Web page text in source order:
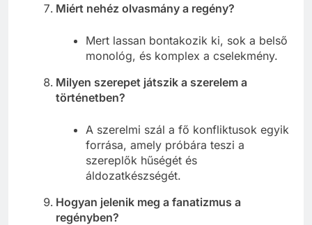
Miért nehéz olvasmány a regény?
Mert lassan bontakozik ki, sok a belső
monológ, és komplex a cselekmény.
Milyen szerepet játszik a szerelem a
történetben?
A szerelmi szál a fő konfliktusok egyik
forrása, amely próbára teszi a
szereplők hűségét és
áldozatkészségét.
Hogyan jelenik meg a fanatizmus a
regényben?